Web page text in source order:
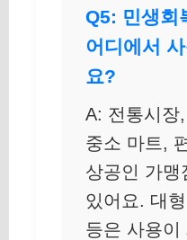
Q5: 민생회
어디에서
요?
A: 전통시장
중소 마트,
상공인 가맹
있어요. 대
등은 사용이